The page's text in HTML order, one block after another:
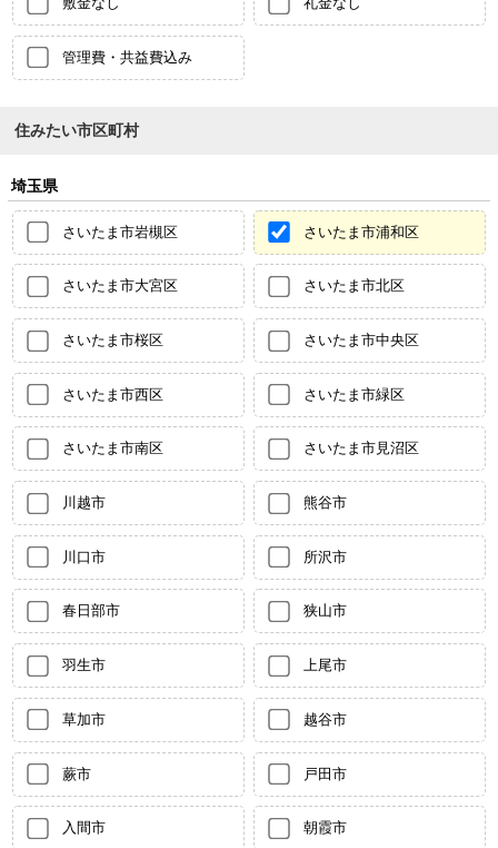
管理費・共益費込み
住みたい市区町村
埼玉県
さいたま市岩槻区 さいたま市浦和区
さいたま市大宮区 さいたま市北区
さいたま市桜区 さいたま市中央区
さいたま市西区 さいたま市緑区
さいたま市南区 さいたま市見沼区
川越市 熊谷市
川口市 所沢市
春日部市 狭山市
羽生市 上尾市
草加市 越谷市
蕨市 戸田市
入間市 朝霞市